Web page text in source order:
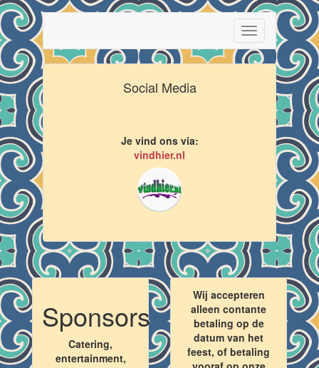
Toggle
navigation
Social Media
Je vind ons via:
vindhier.nl
Sponsors
Catering,
entertainment,
Wij accepteren
alleen contante
betaling op de
datum van het
feest, of betaling